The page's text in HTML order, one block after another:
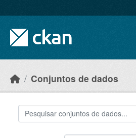
Conjuntos de dados